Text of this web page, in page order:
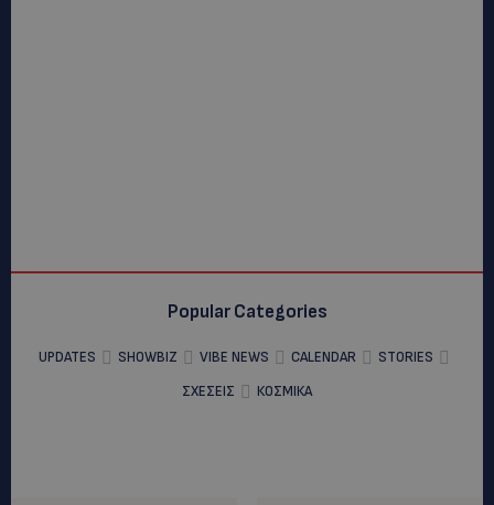
Popular Categories
UPDATES SHOWBIZ VIBE NEWS CALENDAR
STORIES
ΣΧΕΣΕΙΣ
ΚΟΣΜΙΚΑ